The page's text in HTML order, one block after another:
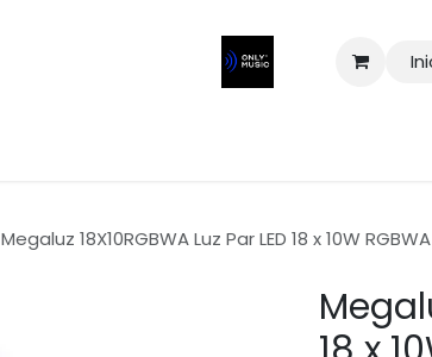
Megaluz 18X10RGBWA Luz Par LED 18 x 10W RGBWA